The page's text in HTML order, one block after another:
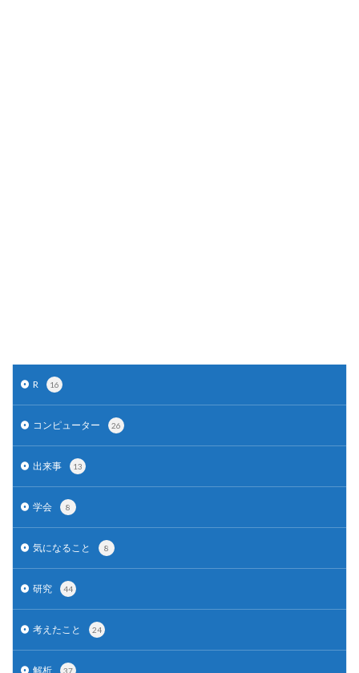
R 16
コンピューター 26
出来事 13
学会 8
気になること 8
研究 44
考えたこと 24
解析 37